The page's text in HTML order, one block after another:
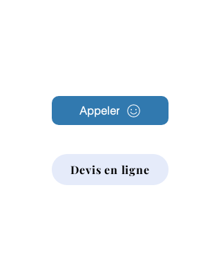
Appeler
Devis en ligne